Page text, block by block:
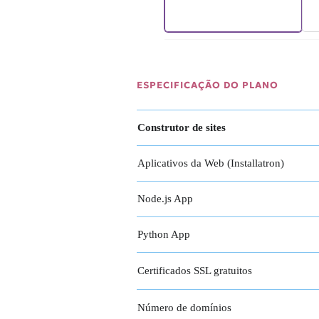
ESPECIFICAÇÃO DO PLANO
Construtor de sites
Aplicativos da Web (Installatron)
Node.js App
Python App
Certificados SSL gratuitos
Número de domínios